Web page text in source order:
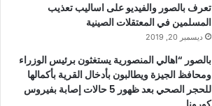
تعرف بالصور والفيديو على اساليب تعذيب
المسلمين في المعتقلات الصينية
ديسمبر 20, 2019
بالصور “اهالي المنصورية يستغثون برئيس الوزراء
ومحافظ الجيزة ويطالبون بأدخال القرية بأكمالها
للحجر الصحي بعد ظهور 5 حالات إصابة بفيروس